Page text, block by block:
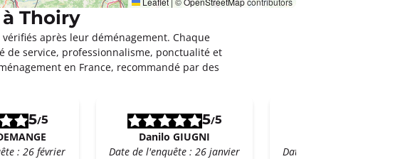
Thoiry
après leur déménagement. Chaque
de service, professionnalisme, ponctualité et
en France, recommandé par des
5/5
: 26 février
5/5
Danilo GIUGNI
Date de l'enquête : 26 janvier
Date de l'enquête : 26